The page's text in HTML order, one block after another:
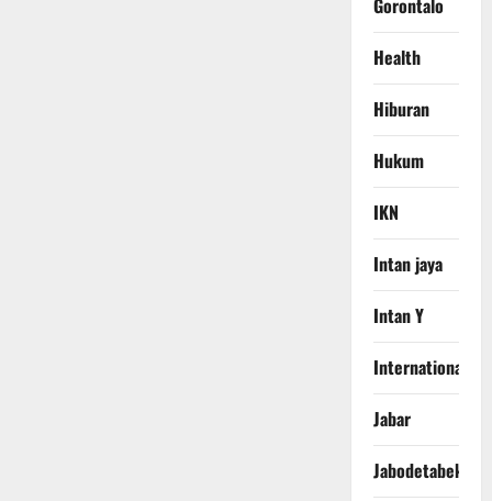
Gorontalo
Health
Hiburan
Hukum
IKN
Intan jaya
Intan Y
International
Jabar
Jabodetabek